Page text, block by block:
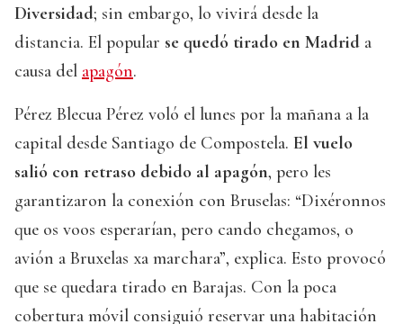
Diversidad; sin embargo, lo vivirá desde la
distancia. El popular se quedó tirado en Madrid a
causa del apagón.
Pérez Blecua Pérez voló el lunes por la mañana a la
capital desde Santiago de Compostela. El vuelo
salió con retraso debido al apagón, pero les
garantizaron la conexión con Bruselas: “Dixéronnos
que os voos esperarían, pero cando chegamos, o
avión a Bruxelas xa marchara”, explica. Esto provocó
que se quedara tirado en Barajas. Con la poca
cobertura móvil consiguió reservar una habitación